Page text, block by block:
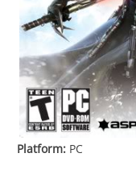
Platform: PC